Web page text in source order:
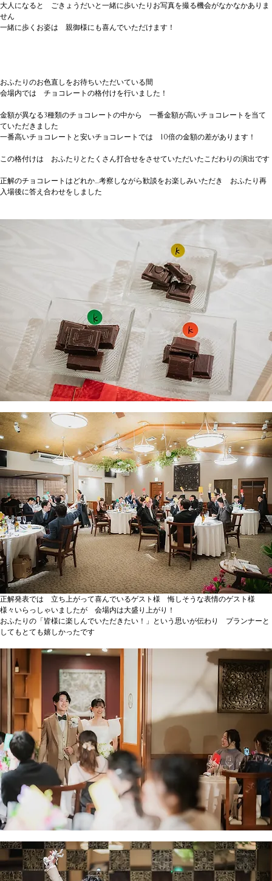
大人になると　ごきょうだいと一緒に歩いたりお写真を撮る機会がなかなかありま
せん
一緒に歩くお姿は　親御様にも喜んでいただけます！
おふたりのお色直しをお待ちいただいている間
会場内では　チョコレートの格付けを行いました！
金額が異なる3種類のチョコレートの中から　一番金額が高いチョコレートを当て
ていただきました
一番高いチョコレートと安いチョコレートでは　10倍の金額の差があります！
この格付けは　おふたりとたくさん打合せをさせていただいたこだわりの演出です
正解のチョコレートはどれか…考察しながら歓談をお楽しみいただき　おふたり再
入場後に答え合わせをしました
正解発表では　立ち上がって喜んでいるゲスト様　悔しそうな表情のゲスト様
様々いらっしゃいましたが　会場内は大盛り上がり！
おふたりの「皆様に楽しんでいただきたい！」という思いが伝わり　プランナーと
してもとても嬉しかったです